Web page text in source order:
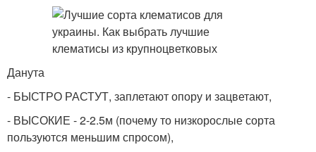
Данута
- БЫСТРО РАСТУТ, заплетают опору и зацветают,
- ВЫСОКИЕ - 2-2.5м (почему то низкорослые сорта
пользуются меньшим спросом),